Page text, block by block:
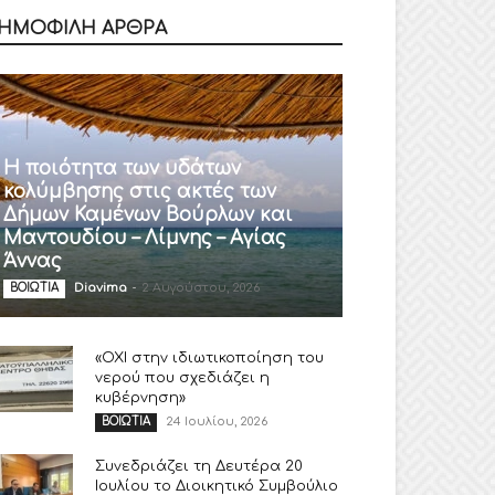
ΑΡΘΡΑ
Η ποιότητα των υδάτων
κολύμβησης στις ακτές των
Δήμων Καμένων Βούρλων και
Μαντουδίου – Λίμνης – Αγίας
Άννας
ΒΟΙΩΤΙΑ Diavima - 2 Αυγούστου, 2026
«ΟΧΙ στην ιδιωτικοποίηση του
νερού που σχεδιάζει η
κυβέρνηση»
ΒΟΙΩΤΙΑ 24 Ιουλίου, 2026
Συνεδριάζει τη Δευτέρα 20
Ιουλίου το Διοικητικό Συμβούλιο